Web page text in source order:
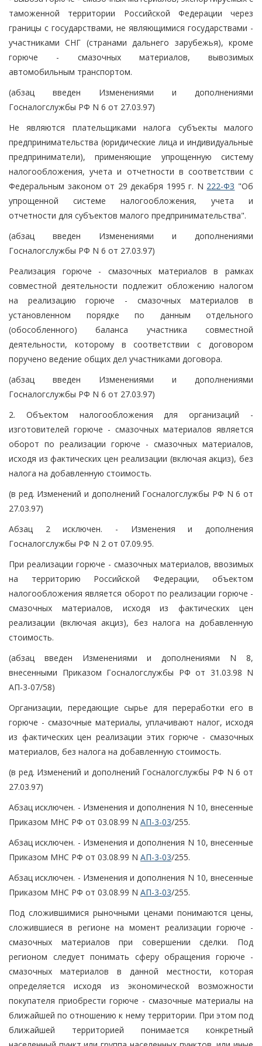
таможенной территории Российской Федерации через
границы с государствами, не являющимися государствами -
участниками СНГ (странами дальнего зарубежья), кроме
горюче - смазочных материалов, вывозимых
автомобильным транспортом.
(абзац введен Изменениями и дополнениями
Госналогслужбы РФ N 6 от 27.03.97)
Не являются плательщиками налога субъекты малого
предпринимательства (юридические лица и индивидуальные
предприниматели), применяющие упрощенную систему
налогообложения, учета и отчетности в соответствии с
Федеральным законом от 29 декабря 1995 г. N 222-ФЗ "Об
упрощенной системе налогообложения, учета и
отчетности для субъектов малого предпринимательства".
(абзац введен Изменениями и дополнениями
Госналогслужбы РФ N 6 от 27.03.97)
Реализация горюче - смазочных материалов в рамках
совместной деятельности подлежит обложению налогом
на реализацию горюче - смазочных материалов в
установленном порядке по данным отдельного
(обособленного) баланса участника совместной
деятельности, которому в соответствии с договором
поручено ведение общих дел участниками договора.
(абзац введен Изменениями и дополнениями
Госналогслужбы РФ N 6 от 27.03.97)
2. Объектом налогообложения для организаций -
изготовителей горюче - смазочных материалов является
оборот по реализации горюче - смазочных материалов,
исходя из фактических цен реализации (включая акциз), без
налога на добавленную стоимость.
(в ред. Изменений и дополнений Госналогслужбы РФ N 6 от
27.03.97)
Абзац 2 исключен. - Изменения и дополнения
Госналогслужбы РФ N 2 от 07.09.95.
При реализации горюче - смазочных материалов, ввозимых
на территорию Российской Федерации, объектом
налогообложения является оборот по реализации горюче -
смазочных материалов, исходя из фактических цен
реализации (включая акциз), без налога на добавленную
стоимость.
(абзац введен Изменениями и дополнениями N 8,
внесенными Приказом Госналогслужбы РФ от 31.03.98 N
АП-3-07/58)
Организации, передающие сырье для переработки его в
горюче - смазочные материалы, уплачивают налог, исходя
из фактических цен реализации этих горюче - смазочных
материалов, без налога на добавленную стоимость.
(в ред. Изменений и дополнений Госналогслужбы РФ N 6 от
27.03.97)
Абзац исключен. - Изменения и дополнения N 10, внесенные
Приказом МНС РФ от 03.08.99 N АП-3-03/255.
Абзац исключен. - Изменения и дополнения N 10, внесенные
Приказом МНС РФ от 03.08.99 N АП-3-03/255.
Абзац исключен. - Изменения и дополнения N 10, внесенные
Приказом МНС РФ от 03.08.99 N АП-3-03/255.
Под сложившимися рыночными ценами понимаются цены,
сложившиеся в регионе на момент реализации горюче -
смазочных материалов при совершении сделки. Под
регионом следует понимать сферу обращения горюче -
смазочных материалов в данной местности, которая
определяется исходя из экономической возможности
покупателя приобрести горюче - смазочные материалы на
ближайшей по отношению к нему территории. При этом под
ближайшей территорией понимается конкретный